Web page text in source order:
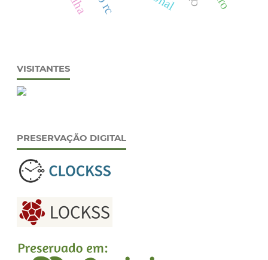
VISITANTES
PRESERVAÇÃO DIGITAL